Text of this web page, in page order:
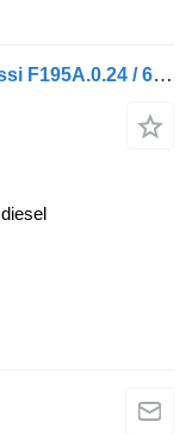
Mercedes-Benz Arocs 2636 6x4 / Fassi F195A.0.24 / 660 MTH / remote control / r
diesel